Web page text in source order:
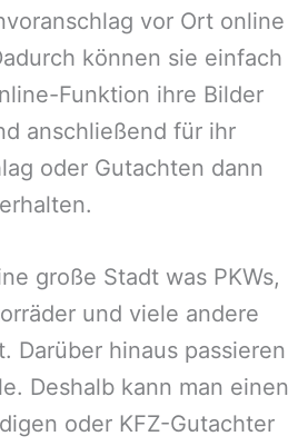
vor Ort online
können sie einfach
Funktion ihre Bilder
anschließend für ihr
oder Gutachten dann
erhalten.
große Stadt was PKWs,
und viele andere
Darüber hinaus passieren
Deshalb kann man einen
oder KFZ-Gutachter